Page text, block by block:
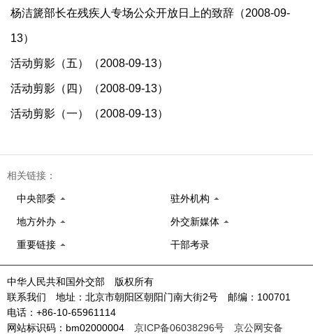
杨洁篪部长在残疾人专场公众开放日上的致辞（2008-09-
13）
活动剪影（五）（2008-09-13）
活动剪影（四）（2008-09-13）
活动剪影（一）（2008-09-13）
相关链接：
中央部委 驻外机构
地方外办 外交新媒体
重要链接 干部考录
中华人民共和国外交部 版权所有
联系我们 地址：北京市朝阳区朝阳门南大街2号 邮编：100701
电话：+86-10-65961114
网站标识码：bm02000004 京ICP备06038296号 京公网安备